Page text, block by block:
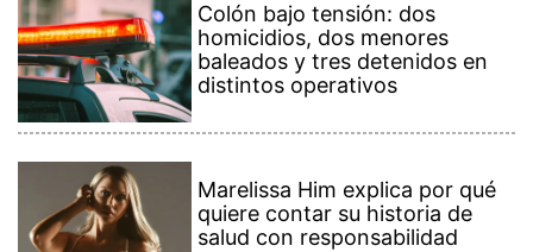
Colón bajo tensión: dos
homicidios, dos menores
baleados y tres detenidos en
distintos operativos
Marelissa Him explica por qué
quiere contar su historia de
salud con responsabilidad